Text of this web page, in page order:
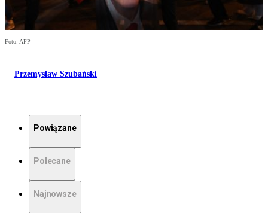
Foto: AFP
Przemysław Szubański
Powiązane
Polecane
Najnowsze